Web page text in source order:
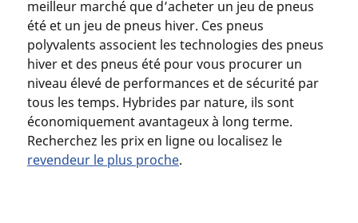
meilleur marché que d’acheter un jeu de pneus
été et un jeu de pneus hiver. Ces pneus
polyvalents associent les technologies des pneus
hiver et des pneus été pour vous procurer un
niveau élevé de performances et de sécurité par
tous les temps. Hybrides par nature, ils sont
économiquement avantageux à long terme.
Recherchez les prix en ligne ou localisez le
revendeur le plus proche.